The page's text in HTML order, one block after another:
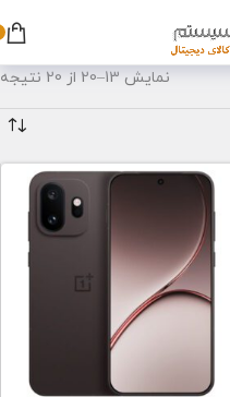
نمایش 13–20 از 20 نتیجه